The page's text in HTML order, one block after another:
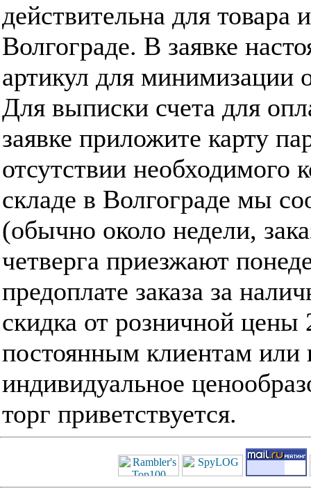
действительна для
Волгограде. В заявке
артикул для минимизации
Для выписки счета для
заявке приложите карту
отсутствии необходимого
складе в Волгограде мы
(обычно около недели,
четверга приезжают
предоплате заказа за
скидка от розничной цены
постоянным клиентам
индивидуальное
торг приветствуется.